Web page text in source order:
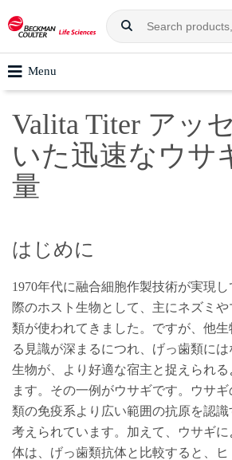
Menu
Valita Titer アッ
いた迅速なウサ
量
はじめに
1970年代に融合細胞作製技術が実現
際のホスト生物として、主にネズミ
類が使われてきました。ですが、他
る見識が深まるにつれ、げっ歯類に
生物が、より好適な宿主と捉えられ
ます。その一例がウサギです。ウサ
類の免疫系より広い範囲の抗原を認
考えられています。加えて、ウサギ
体は、げっ歯類抗体と比較すると、